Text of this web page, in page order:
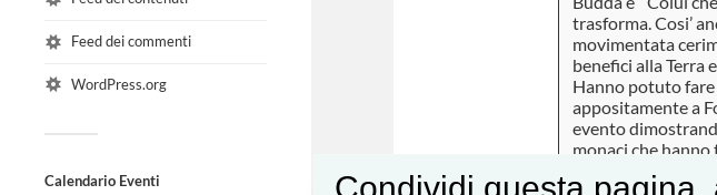
Feed dei commenti
WordPress.org
Calendario Eventi
trasforma. Cosi’
movimentata
benefici alla Terra
Hanno potuto fare
appositamente a
evento
monaci che
scoperta. Ed e’
Condividi questa